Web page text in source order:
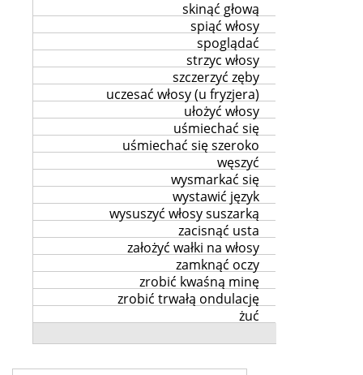
skinąć głową
spiąć włosy
spoglądać
strzyc włosy
szczerzyć zęby
uczesać włosy (u fryzjera)
ułożyć włosy
uśmiechać się
uśmiechać się szeroko
węszyć
wysmarkać się
wystawić język
wysuszyć włosy suszarką
zacisnąć usta
założyć wałki na włosy
zamknąć oczy
zrobić kwaśną minę
zrobić trwałą ondulację
żuć